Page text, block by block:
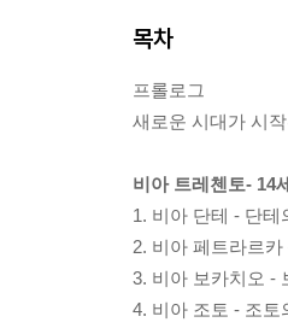
목차
프롤로그
새로운 시대가 시
비아 트레첸토- 14
1. 비아 단테 - 단테
2. 비아 페트라르
3. 비아 보카치오 -
4. 비아 조토 - 조토